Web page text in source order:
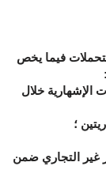
فيما يخص
الإشهارية خلال
؛
غير التجاري ضمن